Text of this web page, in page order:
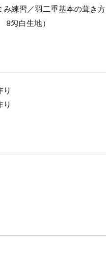
練習／羽二重基本の葺き方
匁白生地）